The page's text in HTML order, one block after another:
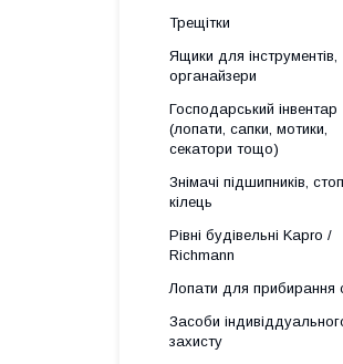
Трещітки
Ящики для інструментів,
органайзери
Господарський інвентар
(лопати, сапки, мотики,
секатори тощо)
Знімачі підшипників,
кілець
Рівні будівельні Kapro /
Richmann
Лопати для прибирання
Засоби
захисту